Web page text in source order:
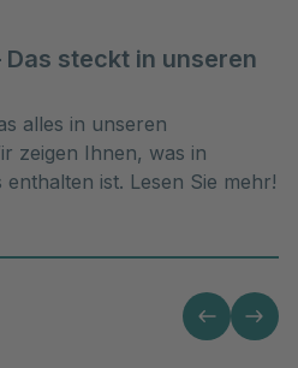
steckt in unseren
alles in unseren
zeigen Ihnen, was in
ist. Lesen Sie mehr!